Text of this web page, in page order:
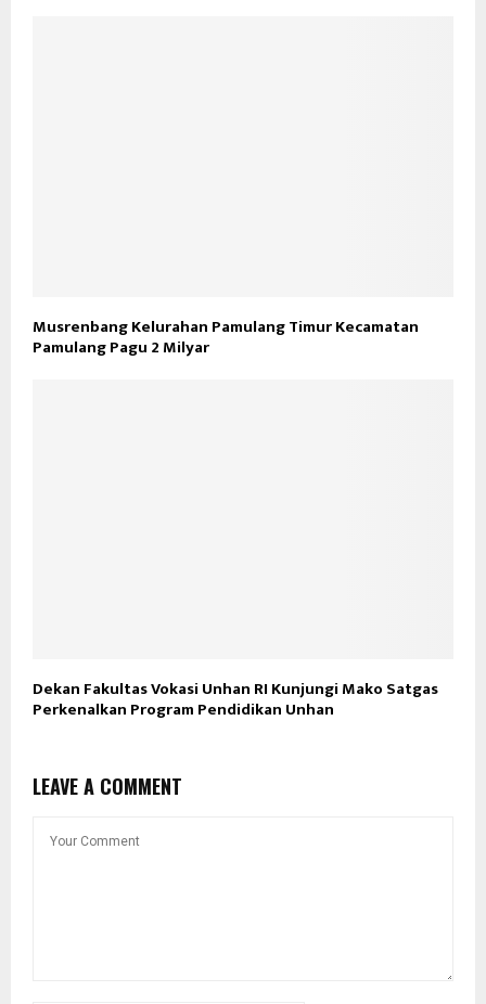
Musrenbang Kelurahan Pamulang Timur Kecamatan
Pamulang Pagu 2 Milyar
Dekan Fakultas Vokasi Unhan RI Kunjungi Mako Satgas
Perkenalkan Program Pendidikan Unhan
LEAVE A COMMENT